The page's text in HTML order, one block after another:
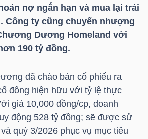
nợ ngắn hạn và mua lại trái
Công ty cũng chuyển nhượng
Dương Homeland với
190 tỷ đồng.
đã chào bán cổ phiếu ra
đông hiện hữu với tỷ lệ thực
giá 10,000 đồng/cp, doanh
động 528 tỷ đồng; sẽ được sử
quý 3/2026 phục vụ mục tiêu